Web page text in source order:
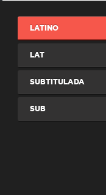
LATINO
LAT
SUBTITULADA
SUB